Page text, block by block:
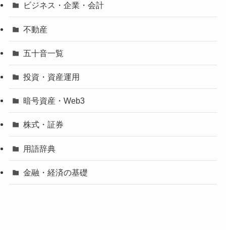
ビジネス・企業・会計
不動産
五十音一覧
投資・資産運用
暗号資産・Web3
株式・証券
用語辞典
金融・経済の基礎